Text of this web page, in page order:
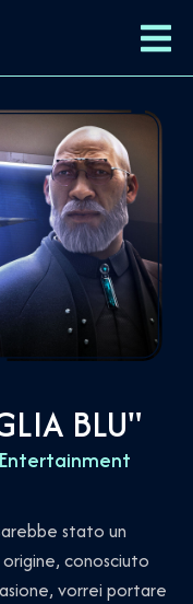
BLU"
stato un
conosciuto
vorrei portare